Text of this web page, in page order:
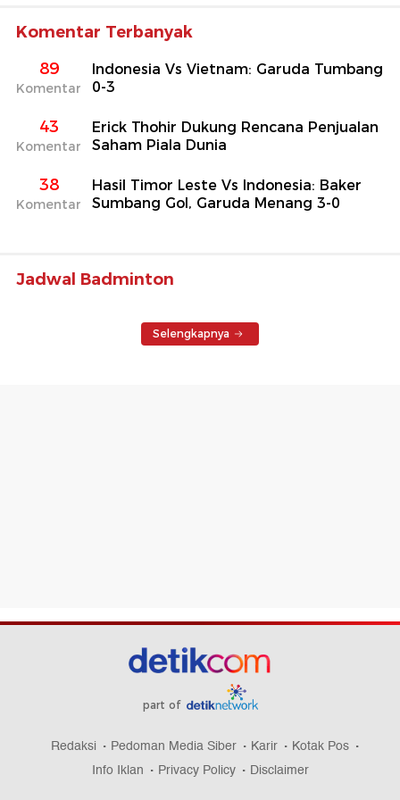
Komentar Terbanyak
89
Komentar
Indonesia Vs Vietnam: Garuda Tumbang
0-3
43
Komentar
Erick Thohir Dukung Rencana Penjualan
Saham Piala Dunia
38
Komentar
Hasil Timor Leste Vs Indonesia: Baker
Sumbang Gol, Garuda Menang 3-0
Jadwal Badminton
Selengkapnya
part of
Redaksi Pedoman Media Siber Karir
Kotak Pos
Info Iklan
Privacy Policy Disclaimer